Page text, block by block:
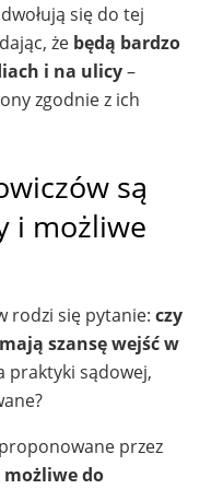
się do tej
że będą bardzo
i na ulicy–
zgodnie z ich
są
i możliwe
rodzi się pytanie: czy
szansę wejść w
praktyki sądowej,
przez
do